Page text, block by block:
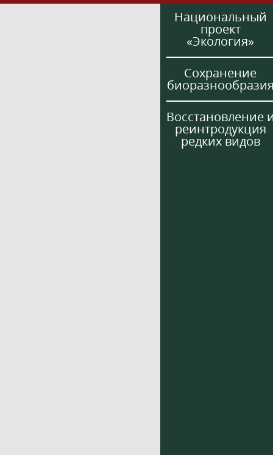
Национальный
проект
«Экология»
Сохранение
Восстановление
реинтродукция
редких видов